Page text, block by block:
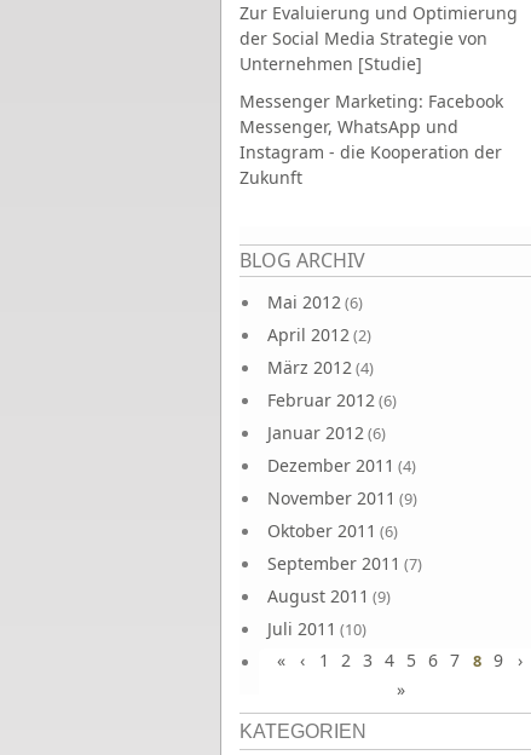
Zur Evaluierung und Optimierung
der Social Media Strategie von
Unternehmen [Studie]
Messenger Marketing: Facebook
Messenger, WhatsApp und
Instagram - die Kooperation der
Zukunft
BLOG ARCHIV
Mai 2012(6)
April 2012(2)
März 2012(4)
Februar 2012(6)
Januar 2012(6)
Dezember 2011 (4)
November 2011 (9)
Oktober 2011 (6)
September 2011 (7)
August 2011 (9)
Juli 2011 (10)
Juni 2011(9)
Seiten
« ‹ 1 2 3 4 5 6 7 8 9
›
»
KATEGORIEN